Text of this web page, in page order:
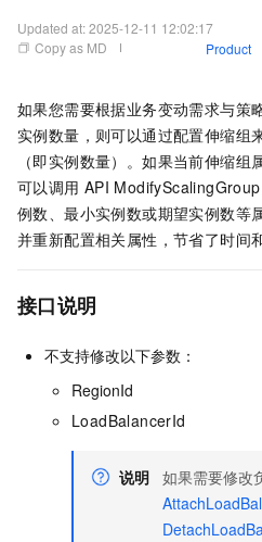
Updated at:2025-12-11 12:02:17
Copy as MD
Product
如果您需要根据业务变动需求与策
实例数量，则可以通过配置伸缩组
（即实例数量）。如果当前伸缩
可以调用 API ModifyScalingGroup
例数、最小实例数或期望实例数等
并重新配置相关属性，节省了时间
接口说明
不支持修改以下参数：
RegionId
LoadBalancerId
说明 如果需要修改